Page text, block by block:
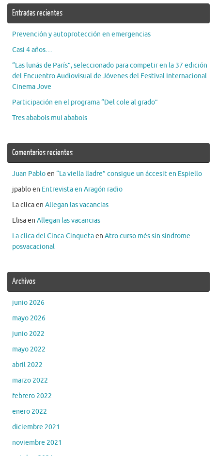
Entradas recientes
Prevención y autoprotección en emergencias
Casi 4 años…
“Las lunás de París”, seleccionado para competir en la 37 edición
del Encuentro Audiovisual de Jóvenes del Festival Internacional
Cinema Jove
Participación en el programa “Del cole al grado”
Tres ababols mui ababols
Comentarios recientes
Juan Pabloen “La viella lladre” consigue un áccesit en Espiello
jpabloen Entrevista en Aragón radio
La clicaen Allegan las vacancias
Elisaen Allegan las vacancias
La clica del Cinca-Cinquetaen Atro curso més sin síndrome
posvacacional
Archivos
junio 2026
mayo 2026
junio 2022
mayo 2022
abril 2022
marzo 2022
febrero 2022
enero 2022
diciembre 2021
noviembre 2021